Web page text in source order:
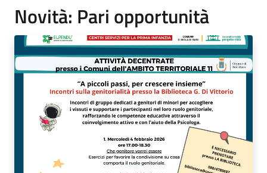
Novità: Pari opportunità